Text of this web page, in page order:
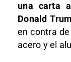
una carta
Donald
en contra
acero y el